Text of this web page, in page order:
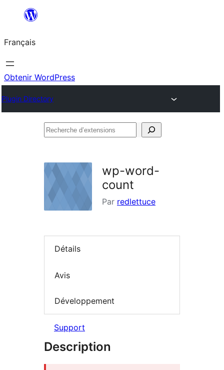
contenu
Français
Obtenir WordPress
Plugin Directory
Recherche
wp-word-
count
Par redlettuce
Détails
Avis
Développement
Support
Description